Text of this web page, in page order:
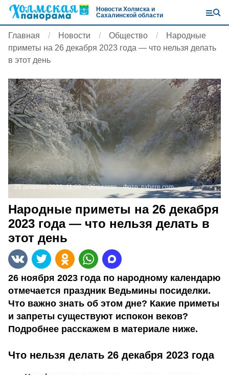
Новости Холмска и
Сахалинской области
Главная Новости Общество
Народные
приметы на 26 декабря 2023 года — что нельзя делать
в этот день
25 декабря 2023, 11:00 Общество Фото:pxhere.com
Народные приметы на 26 декабря
2023 года — что нельзя делать в
этот день
26 ноября 2023 года по народному календарю
отмечается праздник Ведьмины посиделки.
Что важно знать об этом дне? Какие приметы
и запреты существуют испокон веков?
Подробнее расскажем в материале ниже.
Что нельзя делать 26 декабря 2023 года